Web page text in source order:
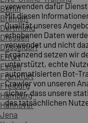
Berlin
Bremen
Dortmund
Dresden
Düsseldorf
Erfurt
Essen
Frankfurt
Freiburg
Hamburg
Hannover
Jena
verwenden dafür
Mit diesen
Qualität unseres
erhobenen Daten
verwendet und nicht
Ergänzend setzen wir
unterstützt, echte
automatisierten Bot-
Crawler von unseren
sicher, dass unsere
des tatsächlichen